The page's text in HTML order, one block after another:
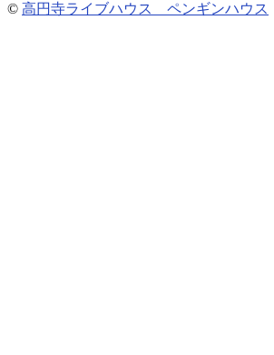
© 高円寺ライブハウス ペンギンハウス